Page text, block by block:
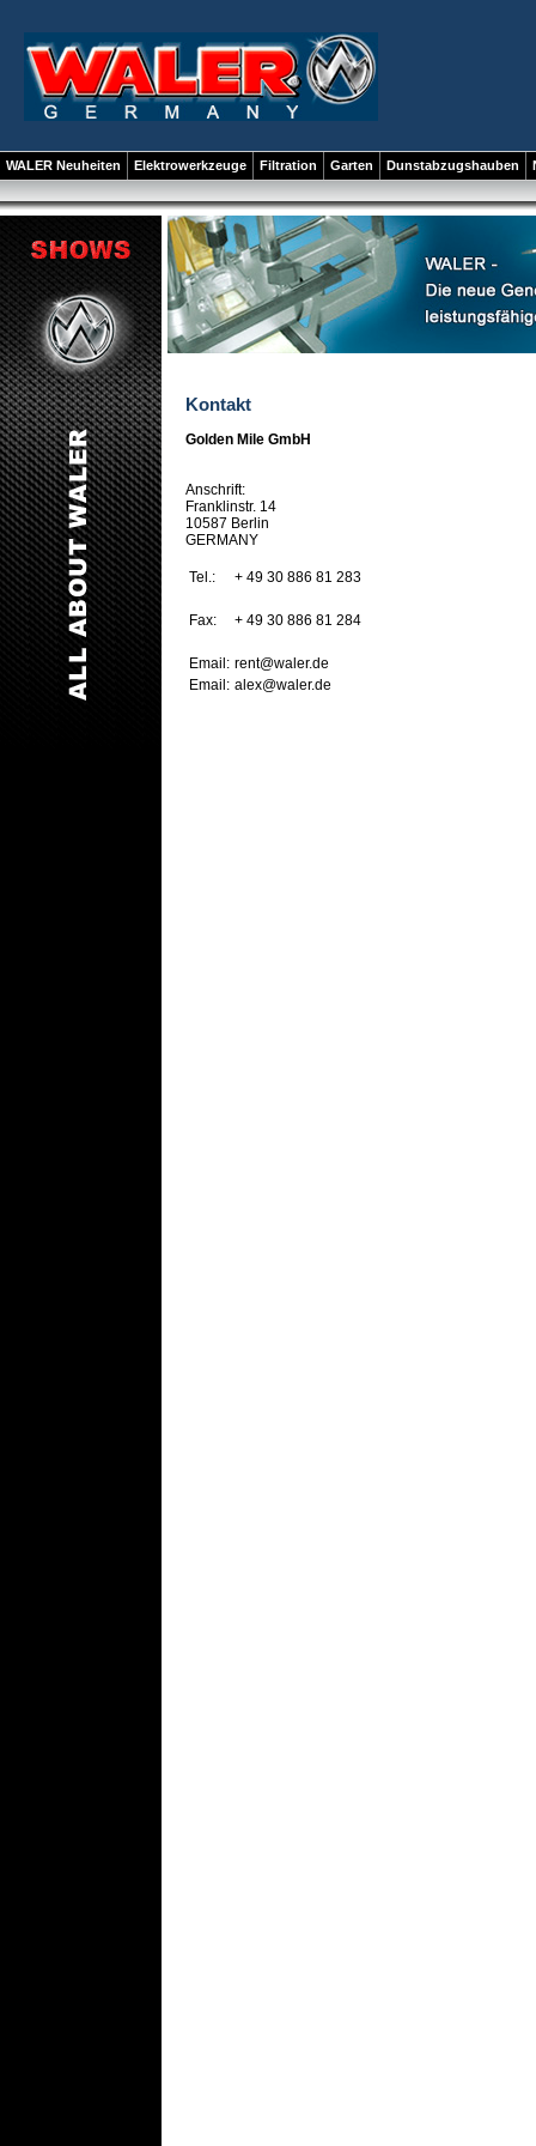
WALER Neuheiten Elektrowerkzeuge Filtration Garten Dunstabzugshauben
Kontakt
Golden Mile GmbH
Anschrift:
Franklinstr. 14
10587 Berlin
GERMANY
Tel.: + 49 30 886 81 283
Fax: + 49 30 886 81 284
Email: rent@waler.de
Email: alex@waler.de